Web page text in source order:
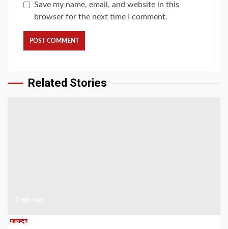
Save my name, email, and website in this
browser for the next time I comment.
Related Stories
महाराष्ट्र